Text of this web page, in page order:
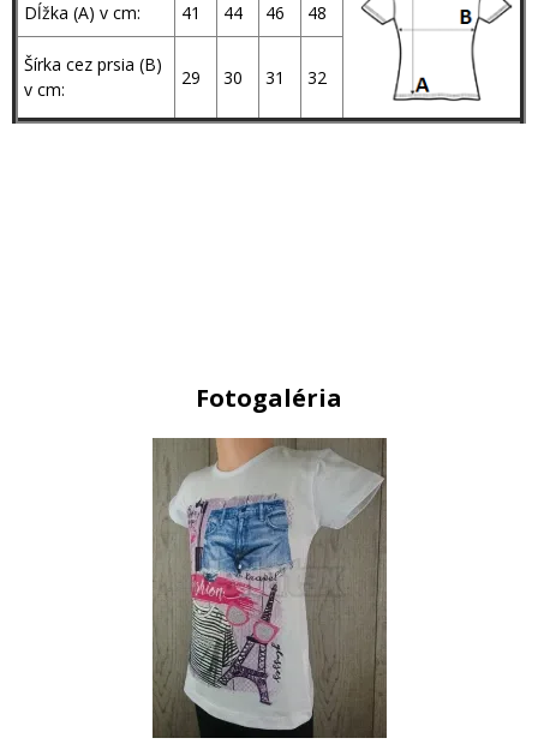
Dĺžka (A) v cm: 41 44 46 48
Šírka cez prsia (B)
v cm:
29 30 31 32
Fotogaléria